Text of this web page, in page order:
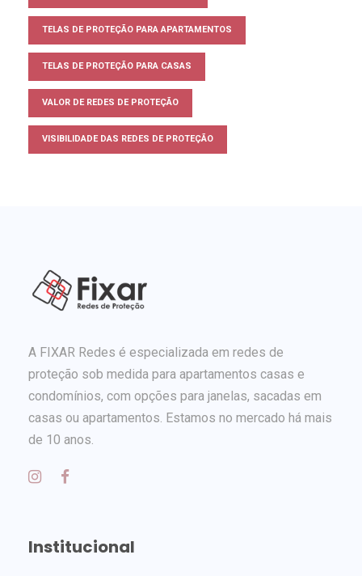
TELAS DE PROTEÇÃO PARA APARTAMENTOS
TELAS DE PROTEÇÃO PARA CASAS
VALOR DE REDES DE PROTEÇÃO
VISIBILIDADE DAS REDES DE PROTEÇÃO
A FIXAR Redes é especializada em redes de
proteção sob medida para apartamentos casas e
condomínios, com opções para janelas, sacadas em
casas ou apartamentos. Estamos no mercado há mais
de 10 anos.
Institucional